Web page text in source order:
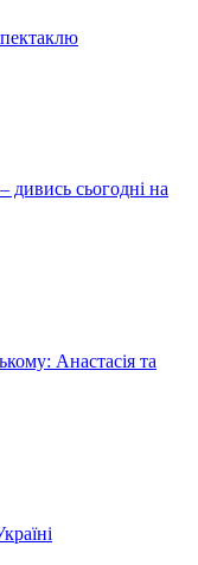
дивись сьогодні на
Анастасія та